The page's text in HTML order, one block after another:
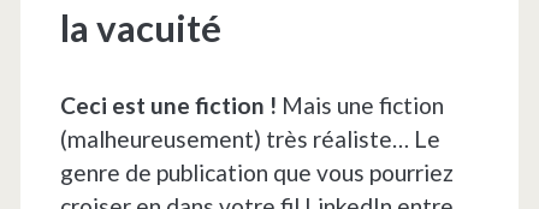
la vacuité
Ceci est une fiction ! Mais une fiction
(malheureusement) très réaliste… Le
genre de publication que vous pourriez